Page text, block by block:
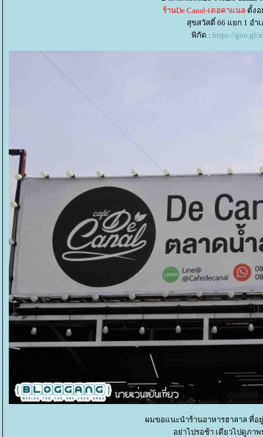
ร้านDe Canal-เดอคาแนล ตั้งอ
สุขสวัสดิ์ 66 แยก 1 อำ
พิกัด : https://goo.gl/
ผมขอแนะนำร้านอาหารฮาลาล ที่อ
อย่าไปรอช้า เดียวไปดูภา